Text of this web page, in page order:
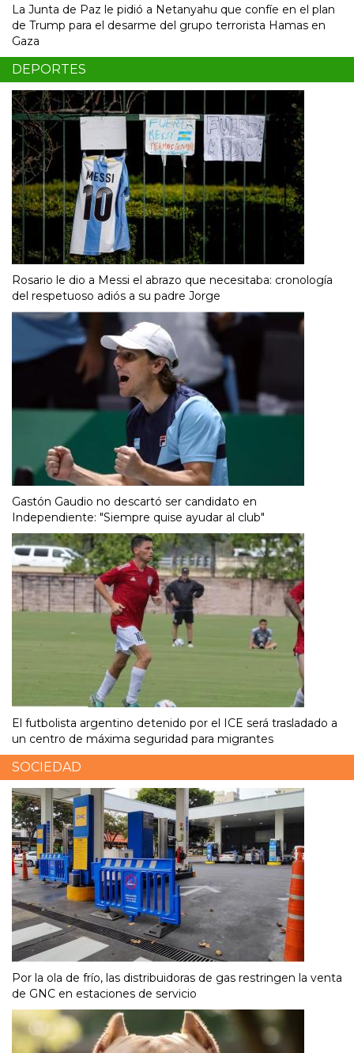
La Junta de Paz le pidió a Netanyahu que confíe en el plan
de Trump para el desarme del grupo terrorista Hamas en
Gaza
DEPORTES
Rosario le dio a Messi el abrazo que necesitaba: cronología
del respetuoso adiós a su padre Jorge
Gastón Gaudio no descartó ser candidato en
Independiente: "Siempre quise ayudar al club"
El futbolista argentino detenido por el ICE será trasladado a
un centro de máxima seguridad para migrantes
SOCIEDAD
Por la ola de frío, las distribuidoras de gas restringen la venta
de GNC en estaciones de servicio